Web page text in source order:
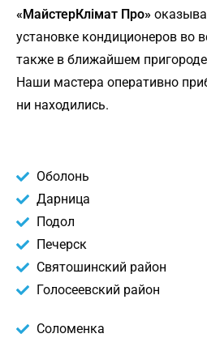
«МайстерКлімат Про»
установке кондиционеров во
также в ближайшем
Наши мастера оперативно
ни находились.
Оболонь
Дарница
Подол
Печерск
Святошинский район
Голосеевский район
Соломенка